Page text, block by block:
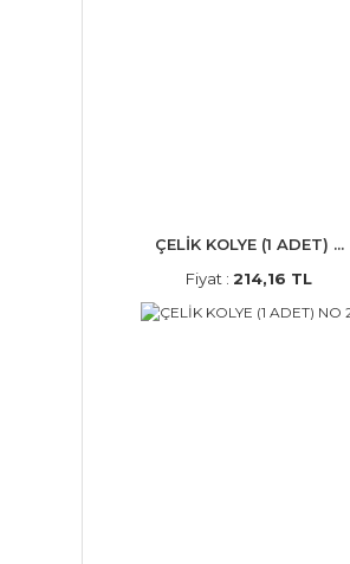
ÇELİK KOLYE (1 ADET) ...
Fiyat :214,16 TL